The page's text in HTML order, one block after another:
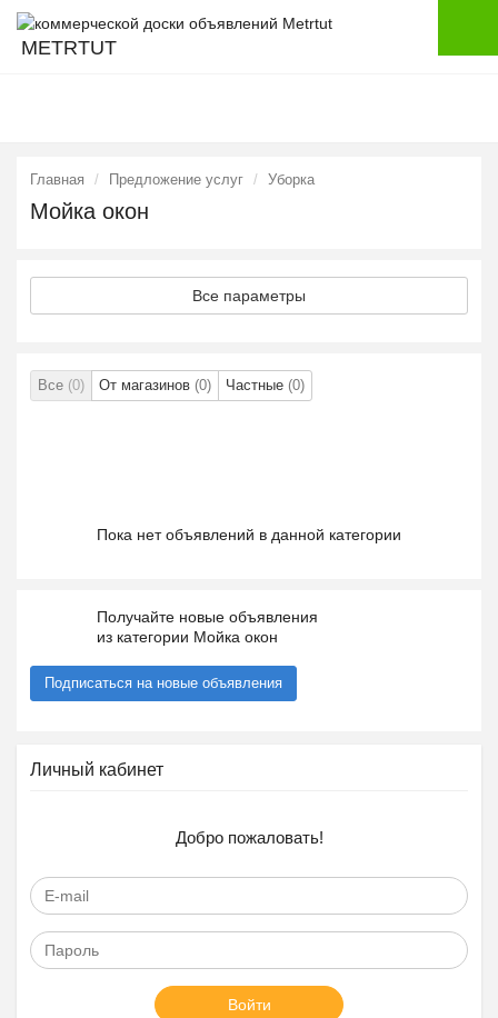
METRTUT
Главная Предложение услуг Уборка
Мойка окон
Все параметры
Все (0) От магазинов (0) Частные (0)
Пока нет объявлений в данной категории
Получайте новые объявления
из категории Мойка окон
Подписаться на новые объявления
Личный кабинет
Добро пожаловать!
Войти